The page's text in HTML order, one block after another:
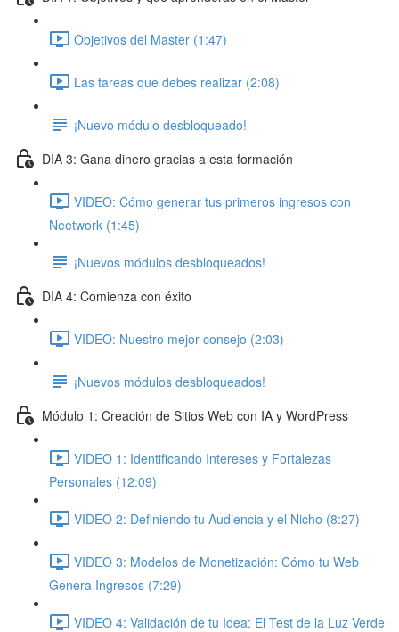
Objetivos del Master (1:47)
Las tareas que debes realizar (2:08)
¡Nuevo módulo desbloqueado!
DIA 3: Gana dinero gracias a esta formación
VIDEO: Cómo generar tus primeros ingresos con
Neetwork (1:45)
¡Nuevos módulos desbloqueados!
DIA 4: Comienza con éxito
VIDEO: Nuestro mejor consejo (2:03)
¡Nuevos módulos desbloqueados!
Módulo 1: Creación de Sitios Web con IA y WordPress
VIDEO 1: Identificando Intereses y Fortalezas
Personales (12:09)
VIDEO 2: Definiendo tu Audiencia y el Nicho (8:27)
VIDEO 3: Modelos de Monetización: Cómo tu Web
Genera Ingresos (7:29)
VIDEO 4: Validación de tu Idea: El Test de la Luz Verde